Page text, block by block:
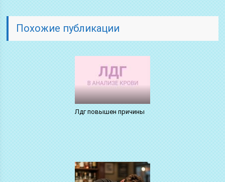
Похожие публикации
Лдг повышен причины